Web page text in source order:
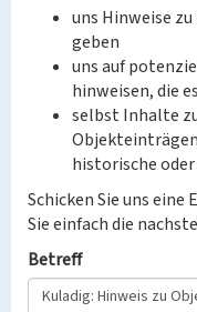
uns Hinweise
geben
uns auf
hinweisen, die
selbst Inhalte
historische
Schicken Sie uns eine
Sie einfach die
Betreff